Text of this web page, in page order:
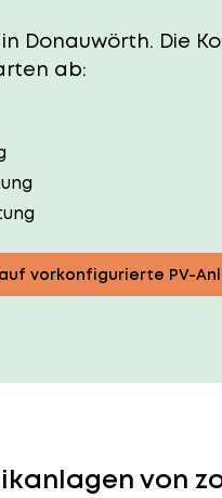
Donauwörth. Die
ab:
vorkonfigurierte PV-
von